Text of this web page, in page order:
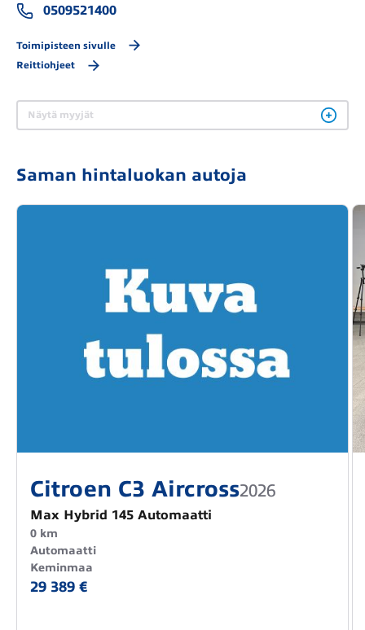
0509521400
Toimipisteen sivulle
Reittiohjeet
Näytä myyjät
Saman hintaluokan autoja
Citroen C3 Aircross2026
Max Hybrid 145 Automaatti
0 km
Automaatti
Keminmaa
29 389 €